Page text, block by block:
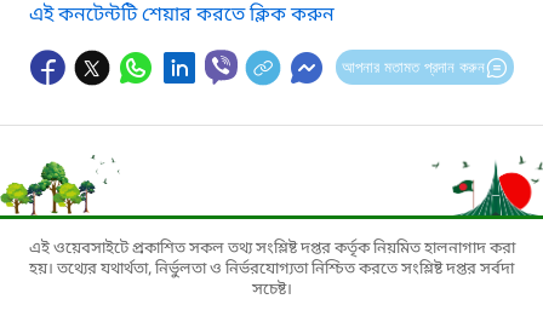
এই কনটেন্টটি শেয়ার করতে ক্লিক করুন
আপনার মতামত প্রদান করুন
এই ওয়েবসাইটে প্রকাশিত সকল তথ্য সংশ্লিষ্ট দপ্তর কর্তৃক নিয়মিত হালনাগাদ করা
হয়। তথ্যের যথার্থতা, নির্ভুলতা ও নির্ভরযোগ্যতা নিশ্চিত করতে সংশ্লিষ্ট দপ্তর সর্বদা
সচেষ্ট।